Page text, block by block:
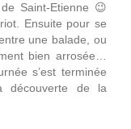
Saint-Etienne 😉
Ensuite pour se
une balade, ou
bien arrosée…
s’est terminée
découverte de la